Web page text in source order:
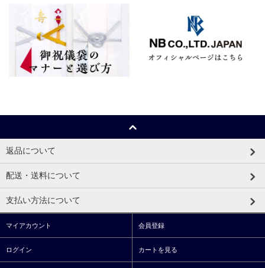
返品について
配送・送料について
支払い方法について
マイアカウント 会員登録
ログイン カートを見る